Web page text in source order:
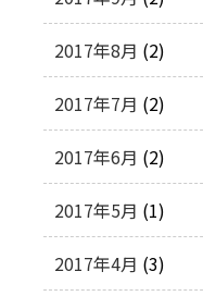
2017年8月 (2)
2017年7月 (2)
2017年6月 (2)
2017年5月 (1)
2017年4月 (3)